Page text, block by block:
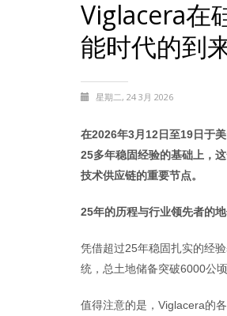
Viglacera在
能时代的到
星期二, 24 3月 2026
在2026年3月12日至19日于
25多年稳固经验的基础上，
技术供应链的重要节点。
25年的历程与行业领先者的
凭借超过25年稳固扎实的经
统，总土地储备突破6000公顷
值得注意的是，Viglacera的